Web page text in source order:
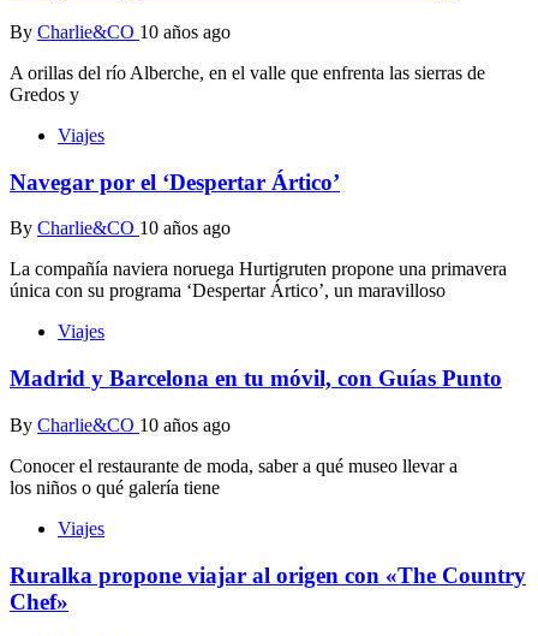
By Charlie&CO 10 años ago
A orillas del río Alberche, en el valle que enfrenta las sierras de
Gredos y
Viajes
Navegar por el ‘Despertar Ártico’
By Charlie&CO 10 años ago
La compañía naviera noruega Hurtigruten propone una primavera
única con su programa ‘Despertar Ártico’, un maravilloso
Viajes
Madrid y Barcelona en tu móvil, con Guías Punto
By Charlie&CO 10 años ago
Conocer el restaurante de moda, saber a qué museo llevar a
los niños o qué galería tiene
Viajes
Ruralka propone viajar al origen con «The Country
Chef»